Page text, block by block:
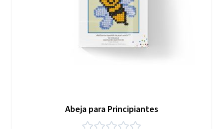
Abeja para Principiantes